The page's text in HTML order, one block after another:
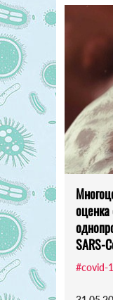
оценка
SARS-
#covid-